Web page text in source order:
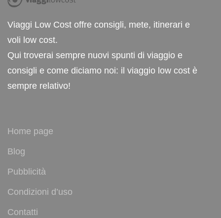
Viaggi Low Cost offre consigli, mete, itinerari e
voli low cost.
Qui troverai sempre nuovi spunti di viaggio e
consigli e come diciamo noi: il viaggio low cost è
sempre relativo!
Home page
Blog
Pubblicità
Condizioni d’uso
Contatti